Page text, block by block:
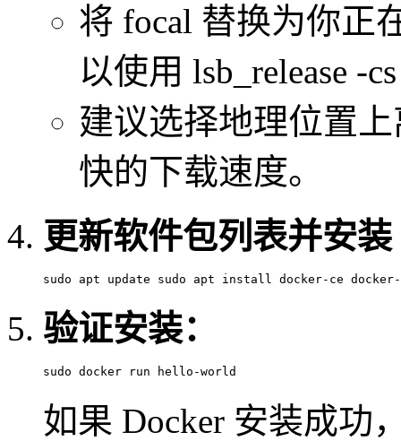
将 focal 替换为你正
以使用 lsb_release -
建议选择地理位置
快的下载速度。
更新软件包列表并安
sudo apt update sudo apt install docker-ce
验证安装：
sudo docker run hello-world
如果 Docker 安装成功